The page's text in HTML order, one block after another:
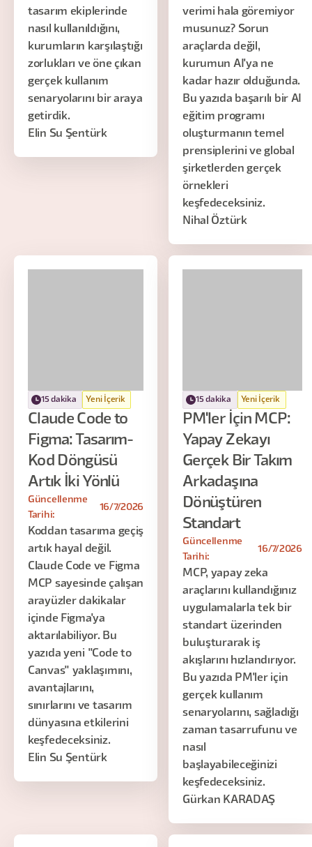
tasarım ekiplerinde
nasıl kullanıldığını,
kurumların karşılaştığı
zorlukları ve öne çıkan
gerçek kullanım
senaryolarını bir araya
getirdik.
Elin Su Şentürk
verimi hala göremiyor
musunuz? Sorun
araçlarda değil,
kurumun AI'ya ne
kadar hazır olduğunda.
Bu yazıda başarılı bir AI
eğitim programı
oluşturmanın temel
prensiplerini ve global
şirketlerden gerçek
örnekleri
keşfedeceksiniz.
Nihal Öztürk
15 dakika Yeni İçerik
Claude Code to
Figma: Tasarım-
Kod Döngüsü
Artık İki Yönlü
Güncellenme
Tarihi:
16/7/2026
Koddan tasarıma geçiş
artık hayal değil.
Claude Code ve Figma
MCP sayesinde çalışan
arayüzler dakikalar
içinde Figma'ya
aktarılabiliyor. Bu
yazıda yeni "Code to
Canvas" yaklaşımını,
avantajlarını,
sınırlarını ve tasarım
dünyasına etkilerini
keşfedeceksiniz.
Elin Su Şentürk
15 dakika Yeni İçerik
PM'ler İçin MCP:
Yapay Zekayı
Gerçek Bir Takım
Arkadaşına
Dönüştüren
Standart
Güncellenme
Tarihi:
16/7/2026
MCP, yapay zeka
araçlarını kullandığınız
uygulamalarla tek bir
standart üzerinden
buluşturarak iş
akışlarını hızlandırıyor.
Bu yazıda PM'ler için
gerçek kullanım
senaryolarını, sağladığı
zaman tasarrufunu ve
nasıl
başlayabileceğinizi
keşfedeceksiniz.
Gürkan KARADAŞ